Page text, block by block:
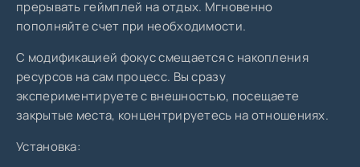
прерывать геймплей на отдых. Мгновенно
пополняйте счет при необходимости.
С модификацией фокус смещается с накопления
ресурсов на сам процесс. Вы сразу
экспериментируете с внешностью, посещаете
закрытые места, концентрируетесь на отношениях.
Установка: